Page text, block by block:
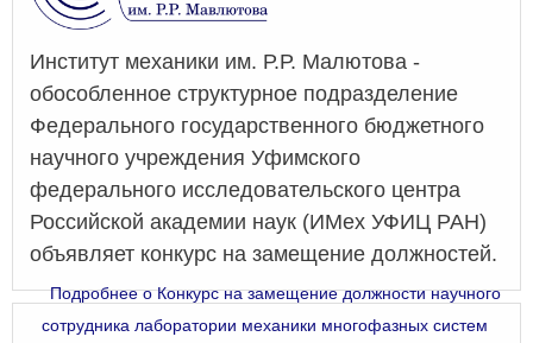
Институт механики им. Р.Р. Малютова -
обособленное структурное подразделение
Федерального государственного бюджетного
научного учреждения Уфимского
федерального исследовательского центра
Российской академии наук (ИМех УФИЦ РАН)
объявляет конкурс на замещение должностей.
Подробнеео Конкурс на замещение должности научного
сотрудника лаборатории механики многофазных систем